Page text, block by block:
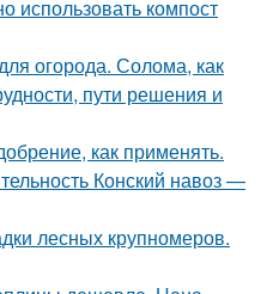
использовать компост
огорода. Солома, как
пути решения и
как применять.
Конский навоз —
лесных крупномеров.